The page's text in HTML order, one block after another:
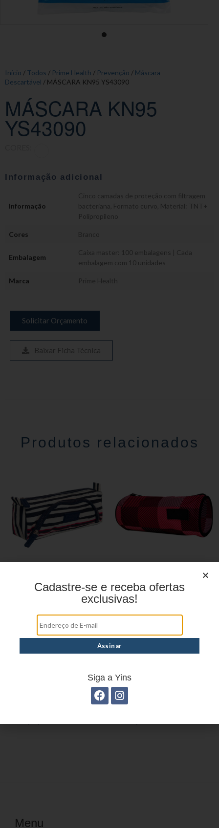
Início / Todos / Prime Health / Prevenção / Máscara
Descartável / MÁSCARA KN95 YS43090
MÁSCARA KN95
YS43090
Informação adicional
Informação
Cinco camadas de proteção com filtragem
bacteriana Formato curvo Material: TNT+
Polipropileno
Cores Branco
Embalagem
Caixa master: 100 embalagens | Cada
embalagem com 10 unidades
Marca Prime Health
Solicitar Orçamento
Baixar Ficha Técnica
Produtos relacionados
Estojo Juvenil ys27113
Menu
Cadastre-se e receba ofertas
exclusivas!
Siga a Yins